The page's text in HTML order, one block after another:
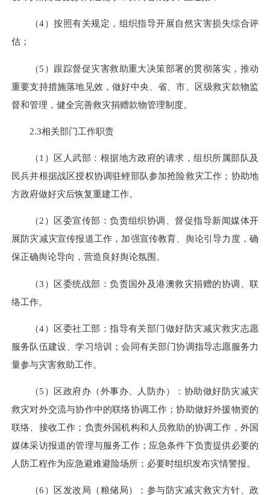
（4）按照有关规定，组织指导开展自然灾害损失综合评
估；
（5）跟踪督促灾害救助重大决策部署的贯彻落实，推动
重要支持措施落地见效，做好中央、省、市、区级救灾款物监
督和管理，健全完善救灾捐赠款物管理制度。
2.3相关部门工作职责
（1）区人武部：根据地方政府的请求，组织所属部队及
民兵并根据战区授权协调驻鲤部队参加抢险救灾工作；协助地
方政府做好灾后恢复重建工作。
（2）区委宣传部：负责组织协调、督促指导新闻媒体开
展防灾减灾宣传报道工作，加强宣传教育、舆论引导力度，确
保正确舆论导向，营造良好舆论氛围。
（3）区委统战部：负责国外及港澳救灾捐赠的协调、联
络工作。
（4）区委社工部：指导有关部门做好防灾减灾救灾志愿
服务队伍建设、学习培训；会同有关部门协调指导志愿服务力
量参与灾害救助工作。
（5）区政府办（外事办、人防办）：协助做好防灾减灾
救灾对外交流与协作中的联络协调工作；协助做好外援物资的
联络、接收工作；负责外国机构和人员救助的协调工作，外国
媒体采访报道的管理与服务工作；应急条件下负责提供必要的
人防工程作为应急避难避险场所；必要时组织发布灾情警报。
（6）区发改局（粮储局）：参与防灾减灾救灾方针、政